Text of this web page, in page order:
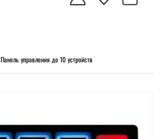
Панель управления до 10 устройств